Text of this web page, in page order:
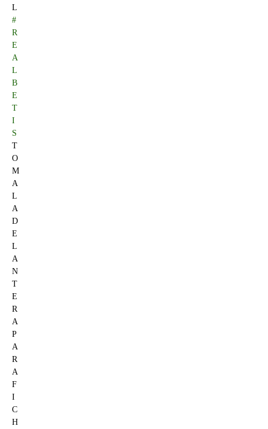
L
#
R
E
A
L
B
E
T
I
S
T
O
M
A
L
A
D
E
L
A
N
T
E
R
A
P
A
R
A
F
I
C
H